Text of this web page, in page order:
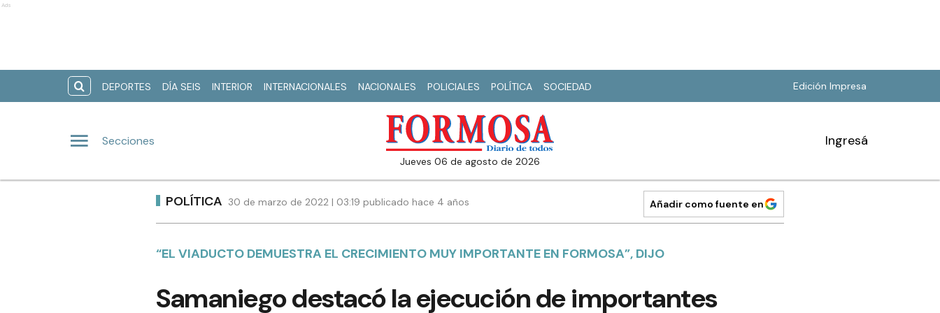
Ads
DEPORTES DÍA SEIS INTERIOR INTERNACIONALES NACIONALES POLICIALES POLÍTICA SOCIEDAD Edición Impresa
Secciones
jueves 06 de agosto de 2026
Ingresá
POLÍTICA 30 de marzo de 2022 | 03:19 publicado hace 4 años Añadir como fuente en
“EL VIADUCTO DEMUESTRA EL CRECIMIENTO MUY IMPORTANTE EN FORMOSA”, DIJO
Samaniego destacó la ejecución de importantes